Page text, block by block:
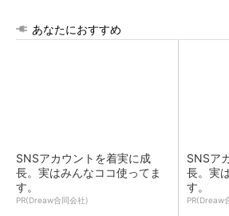
あなたにおすすめ
SNSアカウントを着実に成
長。実はみんなココ使ってま
す。
PR(Dreaw合同会社)
SNSア
長。実
す。
PR(Dreaw